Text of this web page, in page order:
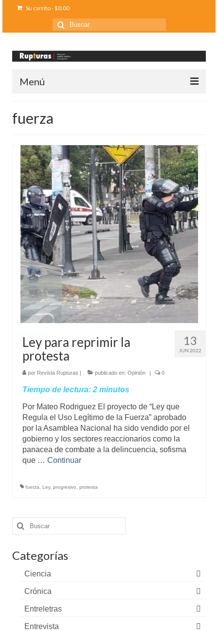
Su carrito-$0.00
Buscar
por:
Menú
Contáctanos
Opinión
Entreletras
Ciencia
Mundo
Aula Virtual
fuerza
13
JUN 2022
Ley para reprimir la
protesta
por Revista Rupturas | publicado en: Opinión | 0
Tiempo de lectura: 2 minutos
Por Mateo Rodriguez El proyecto de “Ley que
Regula el Uso Legítimo de la Fuerza” aprobado
por la Asamblea Nacional ha sido vendido por el
gobierno y los sectores reaccionarios como la
panacea de combate a la delincuencia, sofisma
que … Continuar
fuerza Ley, progresivo protesta
Buscar
por:
Categorías
Ciencia
Crónica
Entreletras
Entrevista